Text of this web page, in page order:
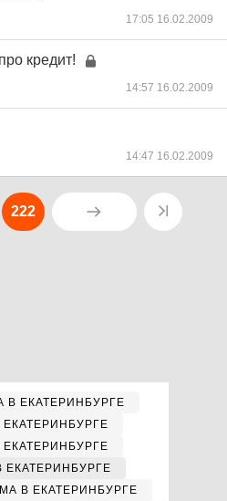
17:05 16.02.2009
кредит!
14:57 16.02.2009
14:47 16.02.2009
222
В ЕКАТЕРИНБУРГЕ
ЕКАТЕРИНБУРГЕ
В ЕКАТЕРИНБУРГЕ